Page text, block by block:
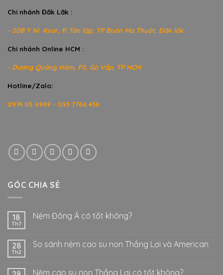
Chi nhánh Đăk Lăk :
- 20B Y Ni Ksor, P. Tân lập, TP Buôn Ma Thuột, Đăk lăk
Chi nhánh Online HCM :
- Dương Quảng Hàm, P5, Gò Vấp, TP HCM
Hotline/Zalo:
0974 05 6969 - 093 7766 436
GÓC CHIA SẺ
18
Th7
Nệm Đông Á có tốt không?
28
Th2
So sánh nệm cao su non Thắng Lợi và American
Nệm cao su non Thắng Lợi có tốt không?